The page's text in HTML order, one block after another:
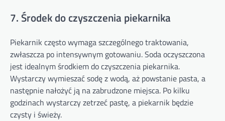
7. Środek do czyszczenia piekarnika
Piekarnik często wymaga szczególnego traktowania,
zwłaszcza po intensywnym gotowaniu. Soda oczyszczona
jest idealnym środkiem do czyszczenia piekarnika.
Wystarczy wymieszać sodę z wodą, aż powstanie pasta, a
następnie nałożyć ją na zabrudzone miejsca. Po kilku
godzinach wystarczy zetrzeć pastę, a piekarnik będzie
czysty i świeży.